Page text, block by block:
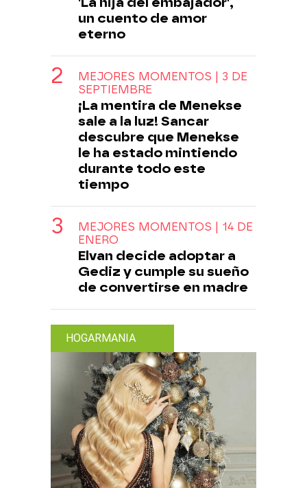
un cuento de amor
eterno
MEJORES MOMENTOS | 3 DE
SEPTIEMBRE
¡La mentira de Menekse
sale a la luz! Sancar
descubre que Menekse
le ha estado mintiendo
durante todo este
tiempo
MEJORES MOMENTOS | 14 DE
ENERO
Elvan decide adoptar a
Gediz y cumple su sueño
de convertirse en madre
HOGARMANIA